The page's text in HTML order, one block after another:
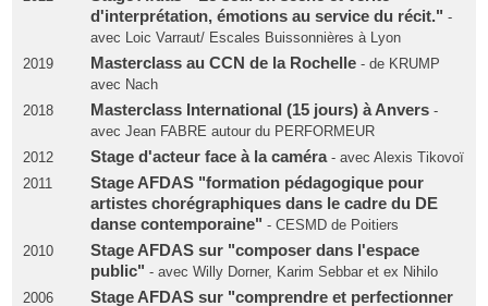
d'interprétation, émotions au service du récit." -
avec Loic Varraut/ Escales Buissonnières à Lyon
2019
Masterclass au CCN de la Rochelle- de KRUMP
avec Nach
2018
Masterclass International (15 jours) à Anvers-
avec Jean FABRE autour du PERFORMEUR
2012
Stage d'acteur face à la caméra- avec Alexis Tikovoï
2011
Stage AFDAS "formation pédagogique pour
artistes chorégraphiques dans le cadre du DE
danse contemporaine" - CESMD de Poitiers
2010
Stage AFDAS sur "composer dans l'espace
public" - avec Willy Dorner, Karim Sebbar et ex Nihilo
2006
Stage AFDAS sur "comprendre et perfectionner